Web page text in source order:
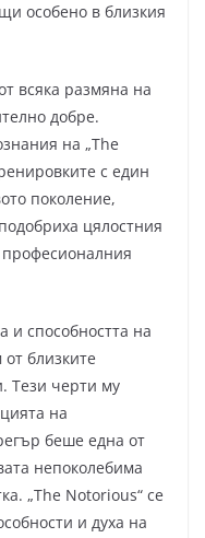
особено в близкия
всяка размяна на
добре.
на „The
с един
поколение,
цялостния
професионалния
и способността на
близките
Тези черти му
на
беше една от
непоколебима
„The Notorious“ се
и духа на